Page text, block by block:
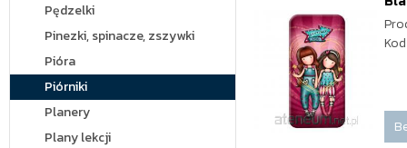
Pędzelki
Pinezki, spinacze, zszywki
Pióra
Piórniki
Planery
Plany lekcji